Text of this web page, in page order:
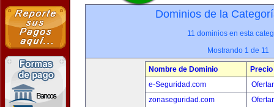
Dominios de la
11 dominios en esta
Mostrando 1 de 11
Nombre de Dominio
Precio
e-Seguridad.com
zonaseguridad.com